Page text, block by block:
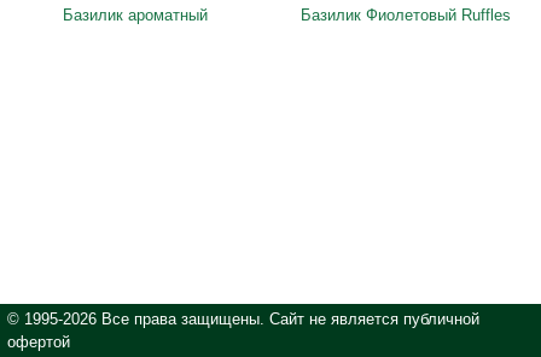
Базилик ароматный Базилик Фиолетовый Ruffles
© 1995-2026 Все права защищены. Сайт не является публичной
офертой